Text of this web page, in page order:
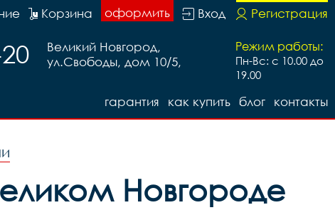
Регистрация
Вход
оформить
Корзина
Режим работы:
Пн-Вс: с 10.00 до
19.00
Великий Новгород,
ул.Свободы, дом 10/5,
контакты
блог
как купить
гарантия
Новгороде